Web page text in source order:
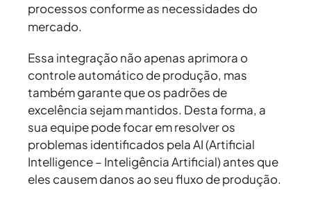
processos conforme as necessidades do
mercado.
Essa integração não apenas aprimora o
controle automático de produção, mas
também garante que os padrões de
excelência sejam mantidos. Desta forma, a
sua equipe pode focar em resolver os
problemas identificados pela AI (Artificial
Intelligence – Inteligência Artificial) antes que
eles causem danos ao seu fluxo de produção.